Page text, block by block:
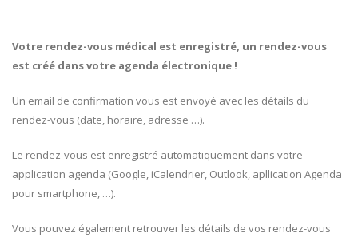
Votre rendez-vous médical est enregistré, un rendez-vous
est créé dans votre agenda électronique !
Un email de confirmation vous est envoyé avec les détails du
rendez-vous (date, horaire, adresse …).
Le rendez-vous est enregistré automatiquement dans votre
application agenda (Google, iCalendrier, Outlook, apllication Agenda
pour smartphone, …).
Vous pouvez également retrouver les détails de vos rendez-vous